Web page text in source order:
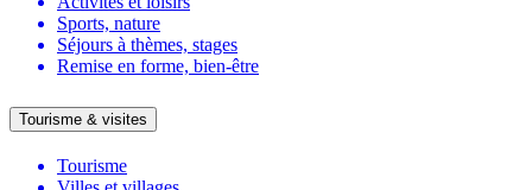
Sports, nature
Séjours à thèmes, stages
Remise en forme, bien-être
Tourisme & visites
Tourisme